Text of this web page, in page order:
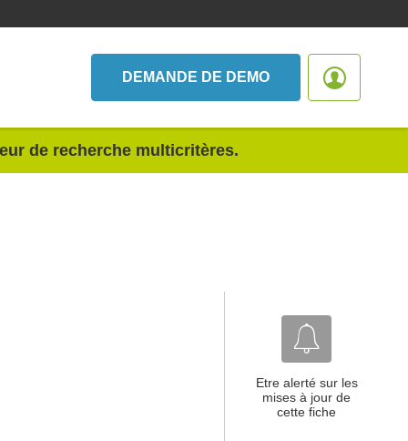
DEMANDE DE DEMO
de recherche multicritères.
Etre alerté sur les
mises à jour de
cette fiche